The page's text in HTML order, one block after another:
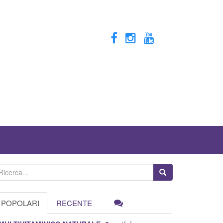
POPOLARI RECENTE